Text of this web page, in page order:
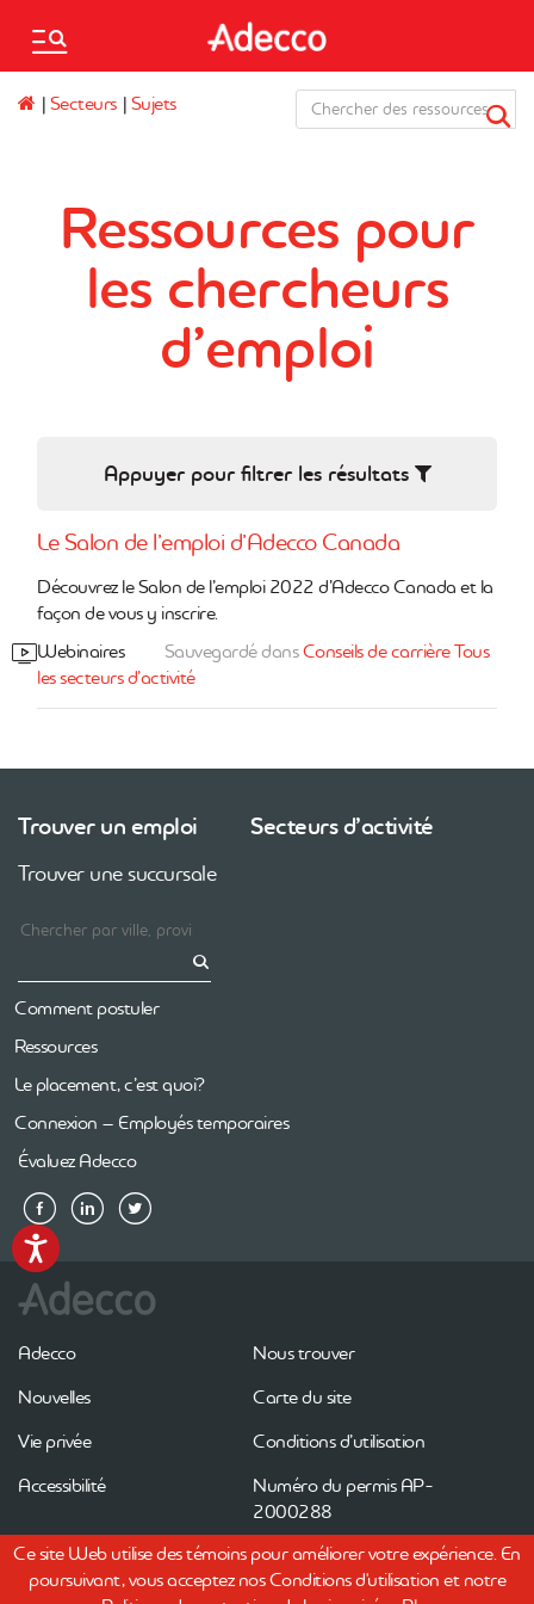
note:
This
website
includes
Accessibility
Employés temporaires
Mo.Saved.Jobs
Emplois sauvegardés
Staffing,
| Secteurs | Sujets
Ressources pour
les chercheurs
d’emploi
Appuyer pour filtrer les résultats
Le Salon de l’emploi d’Adecco Canada
Découvrez le Salon de l’emploi 2022 d’Adecco Canada et la
façon de vous y inscrire.
Webinaires
Sauvegardé dansConseils de carrièreTous
les secteurs d’activité
Trouver un emploi Secteurs d’activité
Trouver une succursale
Comment postuler
Ressources
Le placement, c’est quoi?
Connexion – Employés temporaires
Évaluez Adecco
Adecco
Nous trouver
Nouvelles
Carte du site
Vie privée
Conditions d’utilisation
Accessibilité
Numéro du permis AP-
2000288
Site pour employeurs
Ce site Web utilise des témoins pour améliorer votre expérience. En
poursuivant, vous acceptez nos Conditions d'utilisation et notre